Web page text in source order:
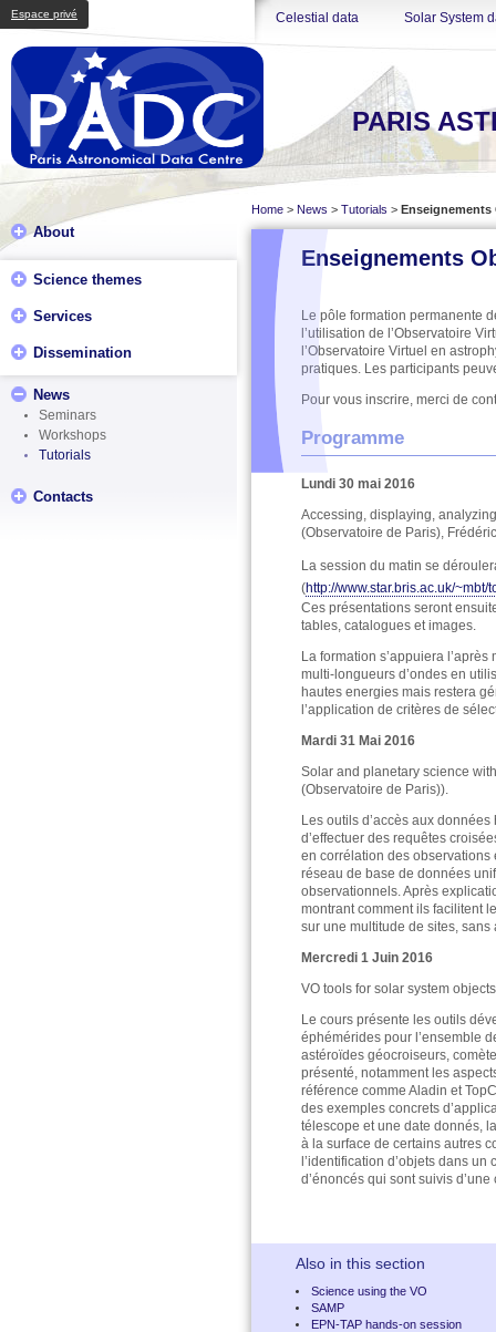
Espace privé Celestial data Solar System
PARIS
About
Science themes
Services
Dissemination
News
Seminars
Workshops
Tutorials
Contacts
Home > News > Tutorials > Enseignements
Enseignements
Le pôle formation permanente
l’utilisation de l’Observatoire
l’Observatoire Virtuel en
pratiques. Les participants
Pour vous inscrire, merci de
Programme
Lundi 30 mai 2016
Accessing, displaying,
(Observatoire de Paris),
La session du matin se
(http://www.star.bris.ac.uk/~mbt/
Ces présentations seront
tables, catalogues et images.
La formation s’appuiera
multi-longueurs d’ondes en
hautes energies mais restera
l’application de critères de
Mardi 31 Mai 2016
Solar and planetary science
(Observatoire de Paris)).
Les outils d’accès aux
d’effectuer des requêtes
en corrélation des observations
réseau de base de données
observationnels. Après
montrant comment ils facilitent
sur une multitude de sites,
Mercredi 1 Juin 2016
VO tools for solar system
Le cours présente les outils
éphémérides pour l’ensemble
astéroïdes géocroiseurs,
présenté, notamment les
référence comme Aladin et
des exemples concrets
télescope et une date donnés,
à la surface de certains autres
l’identification d’objets dans un
d’énoncés qui sont suivis
Also in this section
Science using the VO
SAMP
EPN-TAP hands-on session